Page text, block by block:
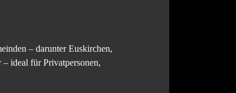
– darunter Euskirchen,
ideal für Privatpersonen,